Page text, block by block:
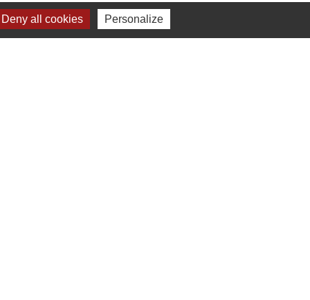
all cookies Personalize